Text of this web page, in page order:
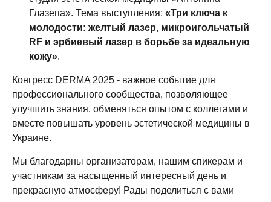
Глазепа». Тема выступления: «Три ключа к
молодости: желтый лазер, микроигольчатый
RF и эрбиевый лазер в борьбе за идеальную
кожу».
Конгресс DERMA 2025 - важное событие для
профессионального сообщества, позволяющее
улучшить знания, обменяться опытом с коллегами и
вместе повышать уровень эстетической медицины в
Украине.
Мы благодарны организаторам, нашим спикерам и
участникам за насыщенный интересный день и
прекрасную атмосферу! Рады поделиться с вами